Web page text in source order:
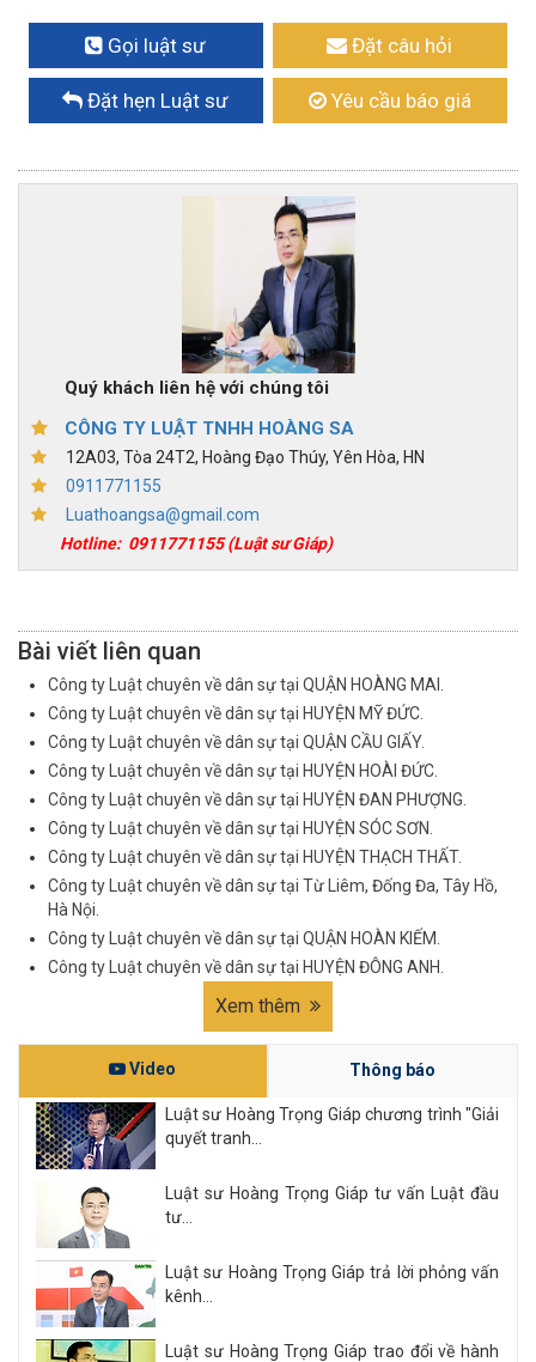
Gọi luật sư Đặt câu hỏi
Đặt hẹn Luật sư Yêu cầu báo giá
Quý khách liên hệ với chúng tôi
CÔNG TY LUẬT TNHH HOÀNG SA
12A03, Tòa 24T2, Hoàng Đạo Thúy, Yên Hòa, HN
0911771155
Luathoangsa@gmail.com
Hotline: 0911771155(Luật sư Giáp)
Bài viết liên quan
Công ty Luật chuyên về dân sự tại QUẬN HOÀNG MAI.
Công ty Luật chuyên về dân sự tại HUYỆN MỸ ĐỨC.
Công ty Luật chuyên về dân sự tại QUẬN CẦU GIẤY.
Công ty Luật chuyên về dân sự tại HUYỆN HOÀI ĐỨC.
Công ty Luật chuyên về dân sự tại HUYỆN ĐAN PHƯỢNG.
Công ty Luật chuyên về dân sự tại HUYỆN SÓC SƠN.
Công ty Luật chuyên về dân sự tại HUYỆN THẠCH THẤT.
Công ty Luật chuyên về dân sự tại Từ Liêm, Đống Đa, Tây Hồ,
Hà Nội.
Công ty Luật chuyên về dân sự tại QUẬN HOÀN KIẾM.
Công ty Luật chuyên về dân sự tại HUYỆN ĐÔNG ANH.
Xem thêm
Video Thông báo
Luật sư Hoàng Trọng Giáp chương trình "Giải
quyết tranh...
Luật sư Hoàng Trọng Giáp tư vấn Luật đầu
tư...
Luật sư Hoàng Trọng Giáp trả lời phỏng vấn
kênh...
Luật sư Hoàng Trọng Giáp trao đổi về hành